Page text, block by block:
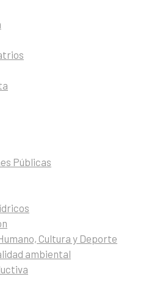
Públicas
Cultura y Deporte
ambiental